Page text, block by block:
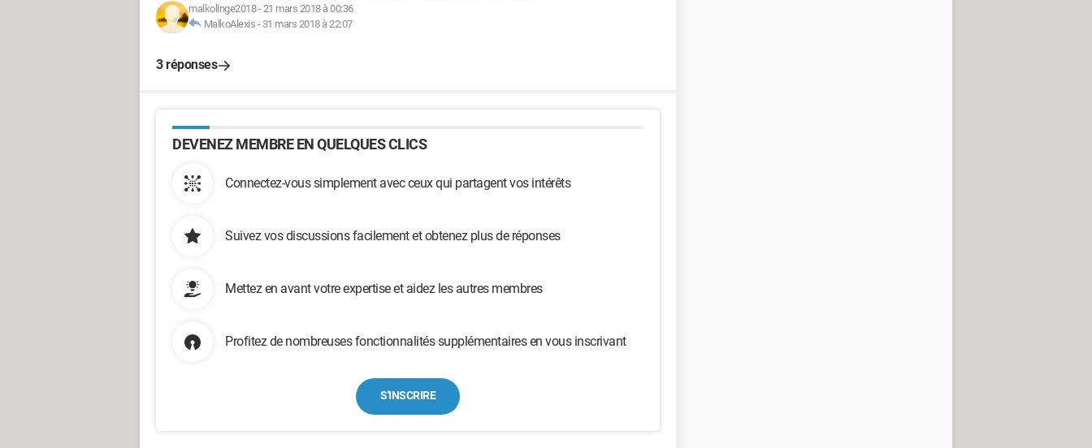
malkolinge2018-21 mars 2018 à 00:36
MalkoAlexis - 31 mars 2018 à 22:07
3 réponses
DEVENEZ MEMBRE EN QUELQUES CLICS
Connectez-vous simplement avec ceux qui partagent vos intérêts
Suivez vos discussions facilement et obtenez plus de réponses
Mettez en avant votre expertise et aidez les autres membres
Profitez de nombreuses fonctionnalités supplémentaires en vous inscrivant
S'INSCRIRE